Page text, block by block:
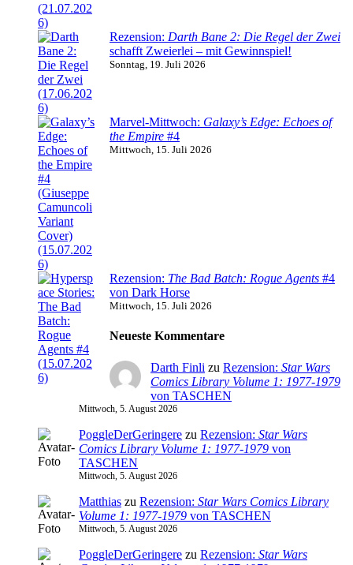
Rezension: Darth Bane 2: Die Regel der Zwei
schafft Zweierlei – mit Gewinnspiel!
Sonntag, 19. Juli 2026
Marvel-Mittwoch: Galaxy’s Edge: Echoes of
the Empire #4
Mittwoch, 15. Juli 2026
Rezension: The Bad Batch: Rogue Agents #4
von Dark Horse
Mittwoch, 15. Juli 2026
Neueste Kommentare
Darth Finli zu Rezension: Star Wars
Comics Library Volume 1: 1977-1979
von TASCHEN
Mittwoch, 5. August 2026
PoggleDerGeringere zu Rezension: Star Wars
Comics Library Volume 1: 1977-1979 von
TASCHEN
Mittwoch, 5. August 2026
Matthias zu Rezension: Star Wars Comics Library
Volume 1: 1977-1979 von TASCHEN
Mittwoch, 5. August 2026
PoggleDerGeringere zu Rezension: Star Wars